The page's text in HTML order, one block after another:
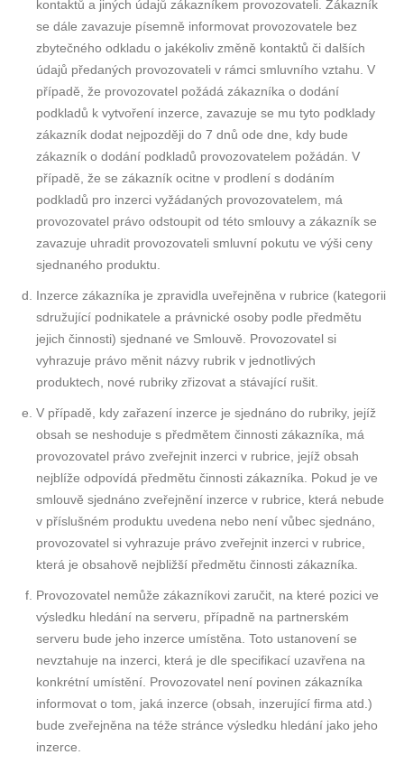
kontaktů a jiných údajů zákazníkem provozovateli. Zákazník
se dále zavazuje písemně informovat provozovatele bez
zbytečného odkladu o jakékoliv změně kontaktů či dalších
údajů předaných provozovateli v rámci smluvního vztahu. V
případě, že provozovatel požádá zákazníka o dodání
podkladů k vytvoření inzerce, zavazuje se mu tyto podklady
zákazník dodat nejpozději do 7 dnů ode dne, kdy bude
zákazník o dodání podkladů provozovatelem požádán. V
případě, že se zákazník ocitne v prodlení s dodáním
podkladů pro inzerci vyžádaných provozovatelem, má
provozovatel právo odstoupit od této smlouvy a zákazník se
zavazuje uhradit provozovateli smluvní pokutu ve výši ceny
sjednaného produktu.
Inzerce zákazníka je zpravidla uveřejněna v rubrice (kategorii
sdružující podnikatele a právnické osoby podle předmětu
jejich činnosti) sjednané ve Smlouvě. Provozovatel si
vyhrazuje právo měnit názvy rubrik v jednotlivých
produktech, nové rubriky zřizovat a stávající rušit.
V případě, kdy zařazení inzerce je sjednáno do rubriky, jejíž
obsah se neshoduje s předmětem činnosti zákazníka, má
provozovatel právo zveřejnit inzerci v rubrice, jejíž obsah
nejblíže odpovídá předmětu činnosti zákazníka. Pokud je ve
smlouvě sjednáno zveřejnění inzerce v rubrice, která nebude
v příslušném produktu uvedena nebo není vůbec sjednáno,
provozovatel si vyhrazuje právo zveřejnit inzerci v rubrice,
která je obsahově nejbližší předmětu činnosti zákazníka.
Provozovatel nemůže zákazníkovi zaručit, na které pozici ve
výsledku hledání na serveru, případně na partnerském
serveru bude jeho inzerce umístěna. Toto ustanovení se
nevztahuje na inzerci, která je dle specifikací uzavřena na
konkrétní umístění. Provozovatel není povinen zákazníka
informovat o tom, jaká inzerce (obsah, inzerující firma atd.)
bude zveřejněna na téže stránce výsledku hledání jako jeho
inzerce.